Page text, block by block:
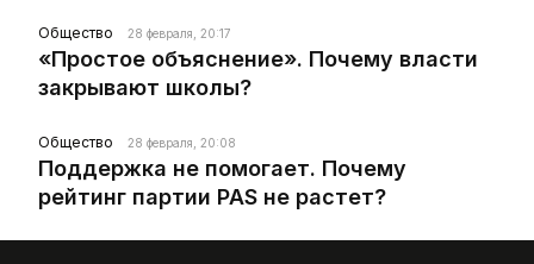
Общество 28 февраля, 20:17
«Простое объяснение». Почему власти
закрывают школы?
Общество 28 февраля, 20:08
Поддержка не помогает. Почему
рейтинг партии PAS не растет?